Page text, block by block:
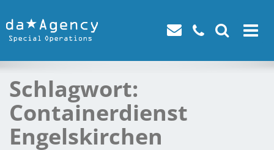
Toggle
Schlagwort:
Containerdienst
Engelskirchen